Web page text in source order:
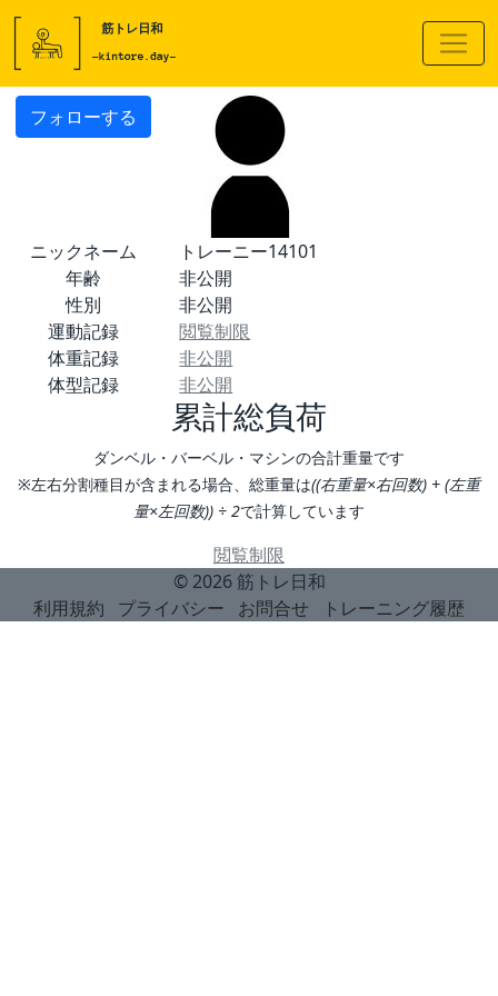
フォローする
ニックネーム
トレーニー14101
年齢
非公開
性別
非公開
運動記録
閲覧制限
体重記録
非公開
体型記録
非公開
累計総負荷
ダンベル・バーベル・マシンの合計重量です
※左右分割種目が含まれる場合、総重量は((右重量×右回数) + (左重
量×左回数)) ÷ 2で計算しています
閲覧制限
© 2026 筋トレ日和
利用規約
プライバシー お問合せ トレーニング履歴